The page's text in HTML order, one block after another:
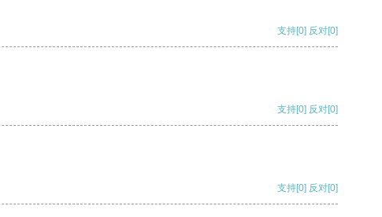
支持[0] 反对[0]
支持[0] 反对[0]
支持[0] 反对[0]